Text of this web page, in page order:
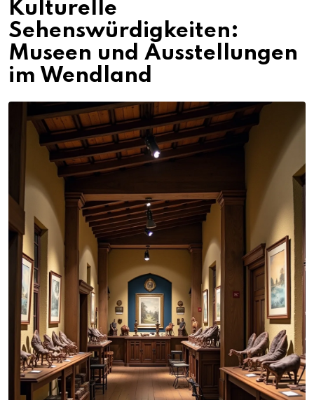
Kulturelle
Sehenswürdigkeiten:
Museen und Ausstellungen
im Wendland